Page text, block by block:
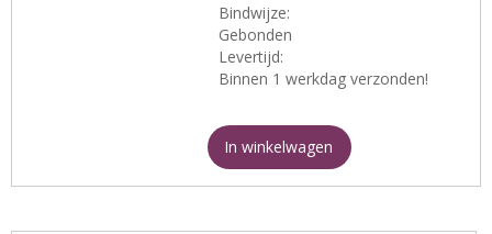
Bindwijze:
Gebonden
Levertijd:
Binnen 1 werkdag verzonden!
In winkelwagen